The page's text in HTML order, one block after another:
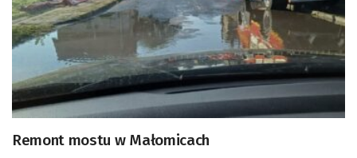
Remont mostu w Małomicach